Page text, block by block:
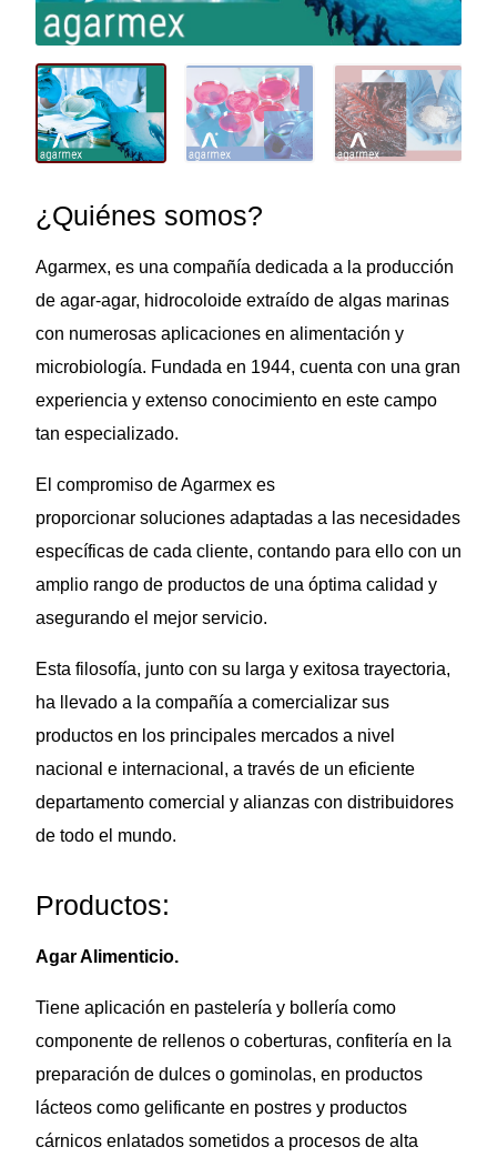
¿Quiénes somos?
Agarmex, es una compañía dedicada a la producción
de agar-agar, hidrocoloide extraído de algas marinas
con numerosas aplicaciones en alimentación y
microbiología. Fundada en 1944, cuenta con una gran
experiencia y extenso conocimiento en este campo
tan especializado.
El compromiso de Agarmex es
proporcionar soluciones adaptadas a las necesidades
específicas de cada cliente, contando para ello con un
amplio rango de productos de una óptima calidad y
asegurando el mejor servicio.
Esta filosofía, junto con su larga y exitosa trayectoria,
ha llevado a la compañía a comercializar sus
productos en los principales mercados a nivel
nacional e internacional, a través de un eficiente
departamento comercial y alianzas con distribuidores
de todo el mundo.
Productos:
Agar Alimenticio.
Tiene aplicación en pastelería y bollería como
componente de rellenos o coberturas, confitería en la
preparación de dulces o gominolas, en productos
lácteos como gelificante en postres y productos
cárnicos enlatados sometidos a procesos de alta